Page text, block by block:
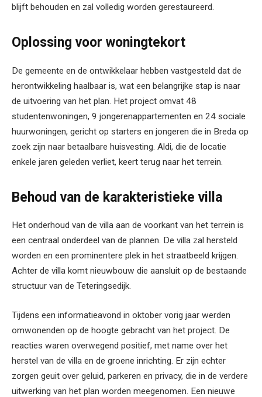
blijft behouden en zal volledig worden gerestaureerd.
Oplossing voor woningtekort
De gemeente en de ontwikkelaar hebben vastgesteld dat de
herontwikkeling haalbaar is, wat een belangrijke stap is naar
de uitvoering van het plan. Het project omvat 48
studentenwoningen, 9 jongerenappartementen en 24 sociale
huurwoningen, gericht op starters en jongeren die in Breda op
zoek zijn naar betaalbare huisvesting. Aldi, die de locatie
enkele jaren geleden verliet, keert terug naar het terrein.
Behoud van de karakteristieke villa
Het onderhoud van de villa aan de voorkant van het terrein is
een centraal onderdeel van de plannen. De villa zal hersteld
worden en een prominentere plek in het straatbeeld krijgen.
Achter de villa komt nieuwbouw die aansluit op de bestaande
structuur van de Teteringsedijk.
Tijdens een informatieavond in oktober vorig jaar werden
omwonenden op de hoogte gebracht van het project. De
reacties waren overwegend positief, met name over het
herstel van de villa en de groene inrichting. Er zijn echter
zorgen geuit over geluid, parkeren en privacy, die in de verdere
uitwerking van het plan worden meegenomen. Een nieuwe